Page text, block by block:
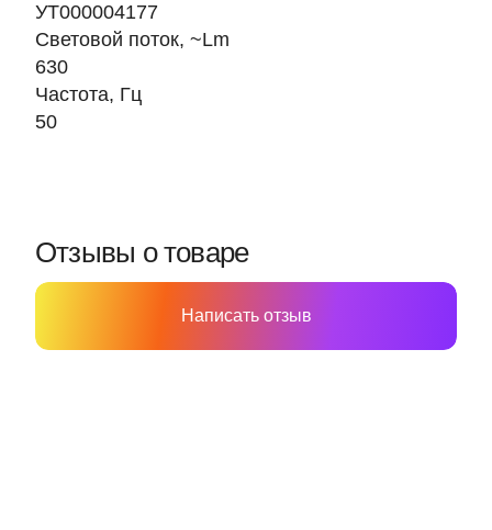
УТ000004177
Световой поток, ~Lm
630
Частота, Гц
50
Отзывы о товаре
Написать отзыв